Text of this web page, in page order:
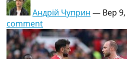
Андрій Чуприн — Вер
comment